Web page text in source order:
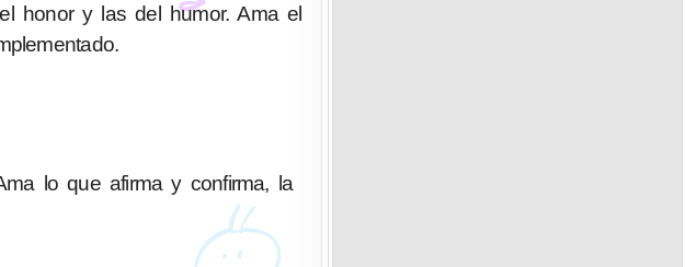
honor y las del humor. Ama el
lo que afirma y confirma, la